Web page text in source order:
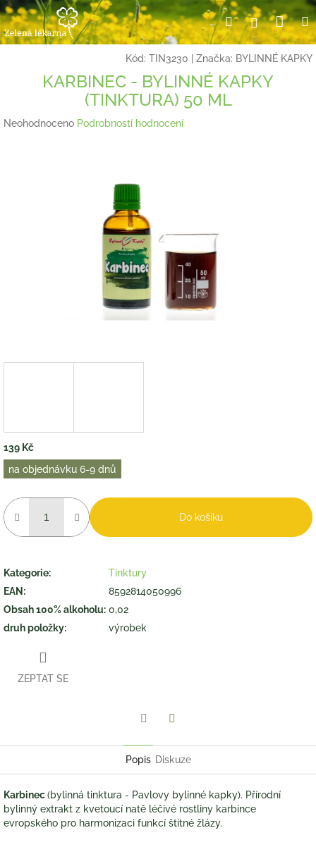
Přejít
na
obsah
HledatPřihlášení
Kód: TIN3230 Značka: BYLINNÉ KAPKY
KARBINEC - BYLINNÉ KAPKY
(TINKTURA) 50 ML
Průměrné
Neohodnoceno Podrobnosti hodnocení
139 Kč
Měrná
cena:
na objednávku 6-9 dnů
Do košíku
Kategorie:
Tinktury
EAN :
8592814050996
Obsah 100% alkoholu: 0,02
druh položky: výrobek
ZEPTAT SE
Popis Diskuze
Karbinec(bylinná tinktura - Pavlovy bylinné kapky). Přírodní
bylinný extrakt z kvetoucí natě léčivé rostliny karbince
evropského pro harmonizaci funkcí štítné žlázy.